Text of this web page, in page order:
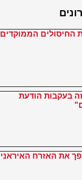
החיסולים הממוקדים
בעקבות הודעת
את האזרח האיראני